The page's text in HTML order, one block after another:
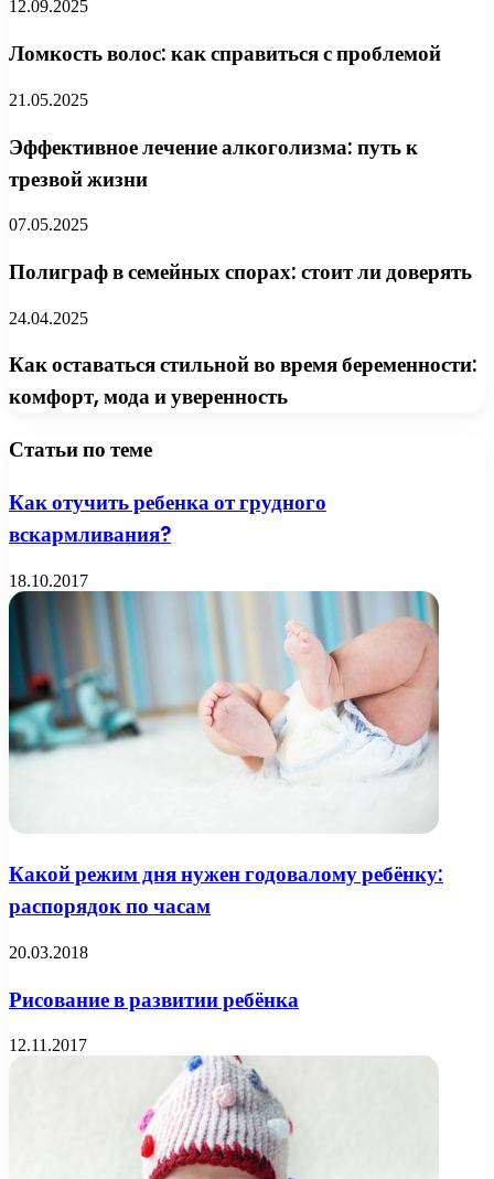
12.09.2025
Ломкость волос: как справиться с проблемой
21.05.2025
Эффективное лечение алкоголизма: путь к
трезвой жизни
07.05.2025
Полиграф в семейных спорах: стоит ли доверять
24.04.2025
Как оставаться стильной во время беременности:
комфорт, мода и уверенность
Статьи по теме
Как отучить ребенка от грудного
вскармливания?
18.10.2017
Какой режим дня нужен годовалому ребёнку:
распорядок по часам
20.03.2018
Рисование в развитии ребёнка
12.11.2017